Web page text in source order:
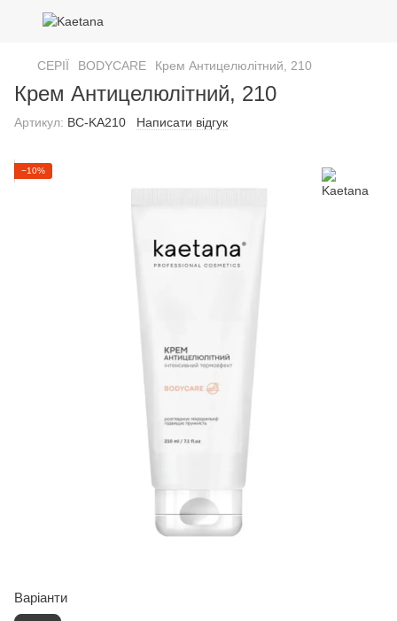
СЕРІЇ BODYCARE Крем Антицелюлітний, 210
Крем Антицелюлітний, 210
Артикул: BC-KA210 Написати відгук
−10%
Варіанти